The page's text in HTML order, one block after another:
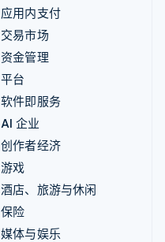
应用内支付
交易市场
资金管理
平台
软件即服务
AI 企业
创作者经济
游戏
酒店、旅游与休闲
保险
媒体与娱乐